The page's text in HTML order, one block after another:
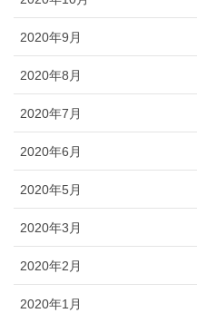
2020年9月
2020年8月
2020年7月
2020年6月
2020年5月
2020年3月
2020年2月
2020年1月